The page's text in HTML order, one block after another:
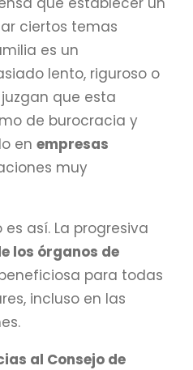
ciertos temas
es un
lento, riguroso o
que esta
de burocracia y
en empresas
muy
es así. La progresiva
los órganos de
para todas
incluso en las
al Consejo de